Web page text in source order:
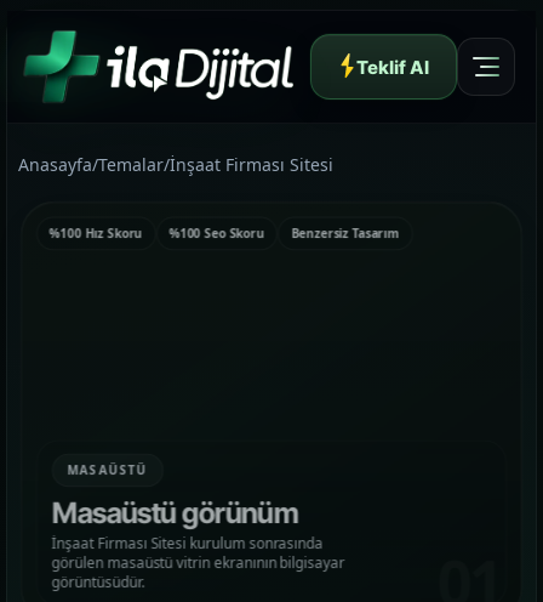
Teklif Al
01 Hakkımızda
Yapının arkasındaki yaklaşımı ve çalışma dilini
görün.
Anasayfa/Temalar/İnşaat Firması Sitesi
MASAÜSTÜ
Masaüstü görünüm
İnşaat Firması Sitesi kurulum sonrasında
görülen masaüstü vitrin ekranının bilgisayar
görüntüsüdür.
%100 Hız Skoru %100 Seo Skoru Benzersiz Tasarım